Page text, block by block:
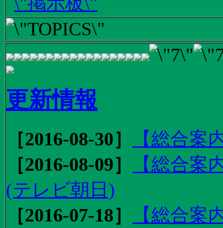
更新情報
［2016-08-30］
【総合
［2016-08-09］
【総合
(テレビ朝日)
［2016-07-18］
【総合案